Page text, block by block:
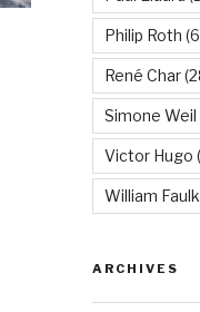
Philip Roth
René Char
Simone Weil
Victor Hugo
William
ARCHIVES